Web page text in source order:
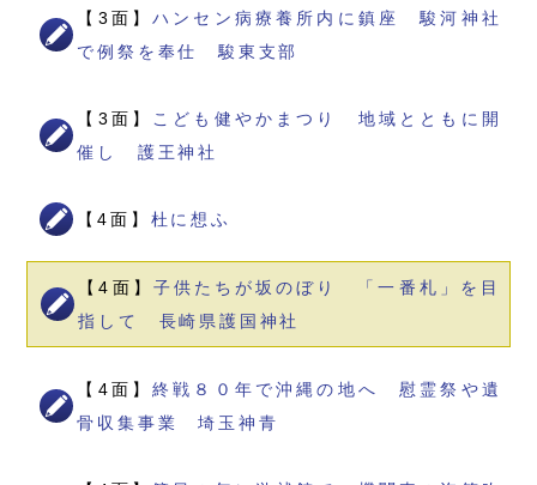
【3面】ハンセン病療養所内に鎮座 駿河神社
で例祭を奉仕 駿東支部
【3面】
こども健やかまつり 地域とともに開
催し 護王神社
【4面】 杜に想ふ
【4面】 子供たちが坂のぼり 「一番札」を目
指して 長崎県護国神社
【4面】終戦８０年で沖縄の地へ 慰霊祭や遺
骨収集事業 埼玉神青